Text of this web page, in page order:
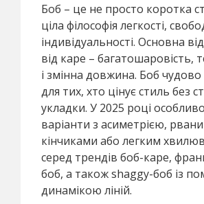
Боб – це не просто коротка
ціла філософія легкості,
індивідуальності. Основна
від каре – багатошаровість,
і змінна довжина. Боб чудово
для тих, хто цінує стиль без
укладки. У 2025 році
варіанти з асиметрією,
кінчиками або легким
серед трендів боб-каре,
боб, а також shaggy-боб із
динамікою ліній.